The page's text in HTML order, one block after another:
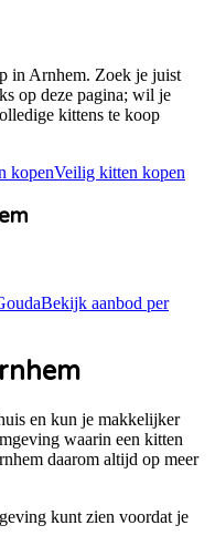
in Arnhem. Zoek je juist
op deze pagina; wil je
kittens te koop
kopenVeilig kitten kopen
Bekijk aanbod per
en kun je makkelijker
waarin een kitten
daarom altijd op meer
kunt zien voordat je